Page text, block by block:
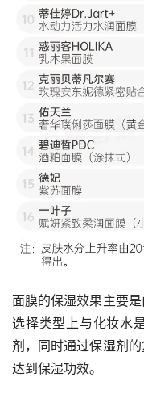
面膜的保湿效果主要
选择类型上与化妆水
剂，同时通过保湿剂
达到保湿功效。